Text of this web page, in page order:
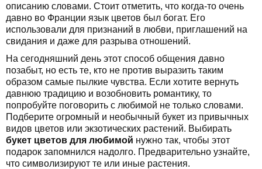
описанию словами. Стоит отметить, что когда-то очень
давно во Франции язык цветов был богат. Его
использовали для признаний в любви, приглашений на
свидания и даже для разрыва отношений.
На сегодняшний день этот способ общения давно
позабыт, но есть те, кто не против выразить таким
образом самые пылкие чувства. Если хотите вернуть
давнюю традицию и возобновить романтику, то
попробуйте поговорить с любимой не только словами.
Подберите огромный и необычный букет из привычных
видов цветов или экзотических растений. Выбирать
букет цветов для любимой нужно так, чтобы этот
подарок запомнился надолго. Предварительно узнайте,
что символизируют те или иные растения.